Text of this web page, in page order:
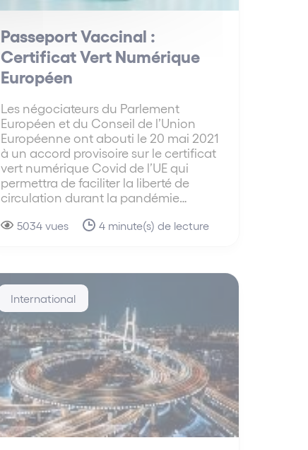
Passeport Vaccinal :
Certificat Vert Numérique
Européen
Les négociateurs du Parlement
Européen et du Conseil de l’Union
Européenne ont abouti le 20 mai 2021
à un accord provisoire sur le certificat
vert numérique Covid de l’UE qui
permettra de faciliter la liberté de
circulation durant la pandémie…
5034 vues 4 minute(s) de lecture
International